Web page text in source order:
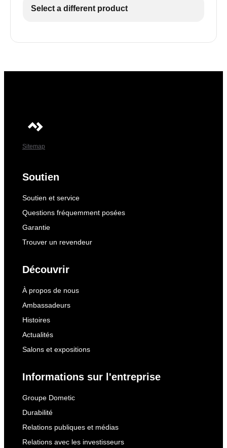
Select a different product
Sitemap
Soutien
Soutien et service
Questions fréquemment posées
Garantie
Trouver un revendeur
Découvrir
À propos de nous
Ambassadeurs
Histoires
Actualités
Salons et expositions
Informations sur l'entreprise
Groupe Dometic
Durabilité
Relations publiques et médias
Relations avec les investisseurs